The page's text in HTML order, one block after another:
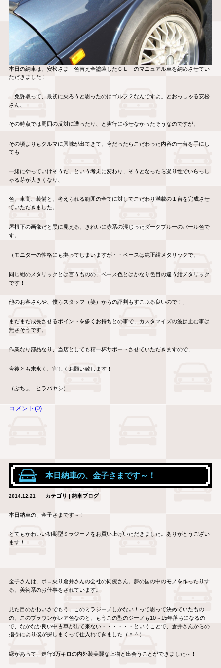
本日の納車は、安松さま 色替え全塗装したＣＬｉのマニュアル車を納めさせてい
ただきました！
「免許取って、最初に乗ろうと思ったのはゴルフ２なんですよ」とおっしゃる安松
さん、
その時点では周囲の反対に遭ったり、と実行に移せなかったそうなのですが、
その頃よりもクルマに興味が出てきて、今だったらこだわった内容の一台を手にし
ても
一緒にやっていけそうだ、という考えに変わり、そうとなったら凝り性でいらっし
ゃる芽が大きくなり、
色、車高、装備と、考えられる範囲の全てに対してこだわり満載の１台を完成させ
ていただきました。
屋根下の画像だと黒に見える、きれいに赤系の混じったダークブルーのパール色で
す。
（モニターの性格にも拠ってしまいますが・・ベースは純正紺メタリックで、
同じ紺のメタリックとは言うものの、ベース色とはかなり色目の違う紺メタリック
です！
他のお客さんや、僕らスタッフ（笑）からの評判もすこぶる良いので！）
まだまだ成長させるポイントを多くお持ちとの事で、カスタマイズの波は止む事は
無さそうです。
作業なり部品なり、当店としても精一杯サポートさせていただきますので、
今後とも末永く、宜しくお願い致します！
（ぶちょ ヒラバヤシ）
コメント(0)
本日納車の、金子さまです～！
2014.12.21 カテゴリ | 納車ブログ
本日納車の、金子さまです～！
とてもかわいい初期型ミラジーノをお買い上げいただきました。ありがとうござい
ます！
金子さんは、ポロ乗り倉井さんの会社の同僚さん。夢の国の中のモノを作ったりす
る、美術系のお仕事をされています。
見た目のかわいさでもう、このミラジーノしかない！って思って決めていたもの
の、このブラウンがレア色なのと、もうこの型のジーノも10～15年落ちになるの
で、なかなか良い中古車が出て来ない・・・・・・ということで、倉井さんからの
指令により僕が探しまくって仕入れてきました（＾＾）
縁があって、走行3万キロの内外装美麗な上物と出会うことができました～！